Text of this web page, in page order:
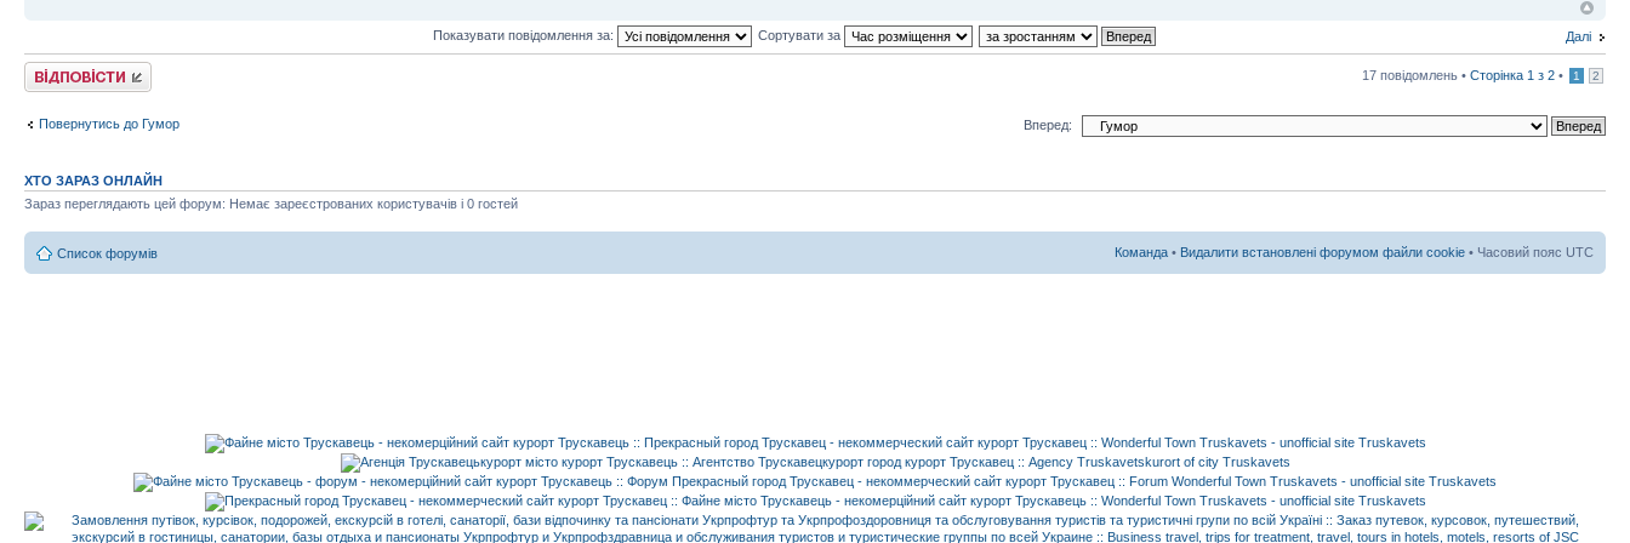
Далі
Показувати повідомлення за: Сортувати за
Відповісти 17 повідомлень • Сторінка 1 з 2 • 1 2
Повернутись до Гумор Вперед:
ХТО ЗАРАЗ ОНЛАЙН
Зараз переглядають цей форум: Немає зареєстрованих користувачів і 0 гостей
Список форумів Команда • Видалити встановлені форумом файли cookie • Часовий пояс UTC